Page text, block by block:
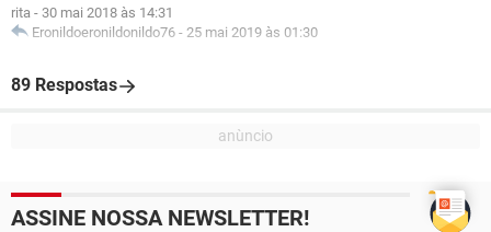
rita - 30 mai 2018 às 14:31
Eronildoeronildonildo76 - 25 mai 2019 às 01:30
89 Respostas
ASSINE NOSSA NEWSLETTER!